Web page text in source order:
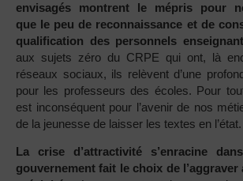
envisagés montrent le mépris pour
que le peu de reconnaissance et de
qualification des personnels
aux sujets zéro du CRPE qui ont, là
réseaux sociaux, ils relèvent d’une
pour les professeurs des écoles. Pour
est inconséquent pour l’avenir de nos
de la jeunesse de laisser les textes en l’état.
La crise d’attractivité s’enracine
gouvernement fait le choix de l’aggraver